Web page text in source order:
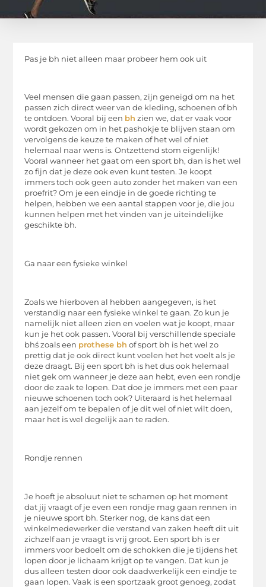
Pas je bh niet alleen maar probeer hem ook uit
Veel mensen die gaan passen, zijn geneigd om na het
passen zich direct weer van de kleding, schoenen of bh
te ontdoen. Vooral bij een bh zien we, dat er vaak voor
wordt gekozen om in het pashokje te blijven staan om
vervolgens de keuze te maken of het wel of niet
helemaal naar wens is. Ontzettend stom eigenlijk!
Vooral wanneer het gaat om een sport bh, dan is het wel
zo fijn dat je deze ook even kunt testen. Je koopt
immers toch ook geen auto zonder het maken van een
proefrit? Om je een eindje in de goede richting te
helpen, hebben we een aantal stappen voor je, die jou
kunnen helpen met het vinden van je uiteindelijke
geschikte bh.
Ga naar een fysieke winkel
Zoals we hierboven al hebben aangegeven, is het
verstandig naar een fysieke winkel te gaan. Zo kun je
namelijk niet alleen zien en voelen wat je koopt, maar
kun je het ook passen. Vooral bij verschillende speciale
bhś zoals een prothese bh of sport bh is het wel zo
prettig dat je ook direct kunt voelen het het voelt als je
deze draagt. Bij een sport bh is het dus ook helemaal
niet gek om wanneer je deze aan hebt, even een rondje
door de zaak te lopen. Dat doe je immers met een paar
nieuwe schoenen toch ook? Uiteraard is het helemaal
aan jezelf om te bepalen of je dit wel of niet wilt doen,
maar het is wel degelijk aan te raden.
Rondje rennen
Je hoeft je absoluut niet te schamen op het moment
dat jij vraagt of je even een rondje mag gaan rennen in
je nieuwe sport bh. Sterker nog, de kans dat een
winkelmedewerker die verstand van zaken heeft dit uit
zichzelf aan je vraagt is vrij groot. Een sport bh is er
immers voor bedoelt om de schokken die je tijdens het
lopen door je lichaam krijgt op te vangen. Dat kun je
dus alleen testen door ook daadwerkelijk een eindje te
gaan lopen. Vaak is een sportzaak groot genoeg, zodat